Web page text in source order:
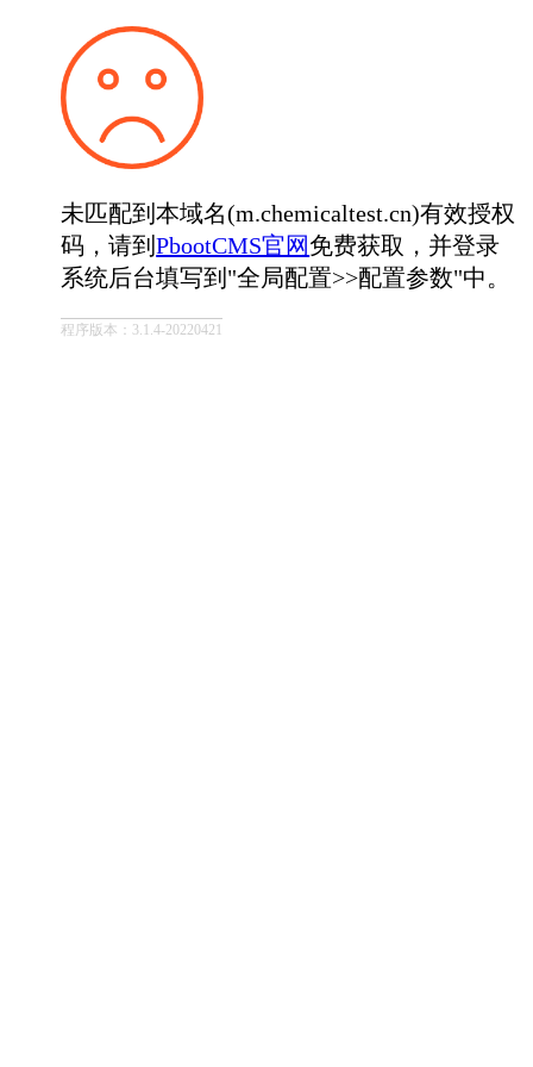
未匹配到本域名(m.chemicaltest.cn)有效授权
码，请到PbootCMS官网免费获取，并登录
系统后台填写到"全局配置>>配置参数"中。
程序版本：3.1.4-20220421